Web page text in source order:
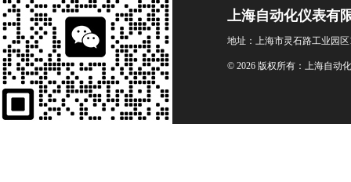
上海自动化仪表有
地址：上海市灵石路工业园区
© 2026 版权所有：上海自动